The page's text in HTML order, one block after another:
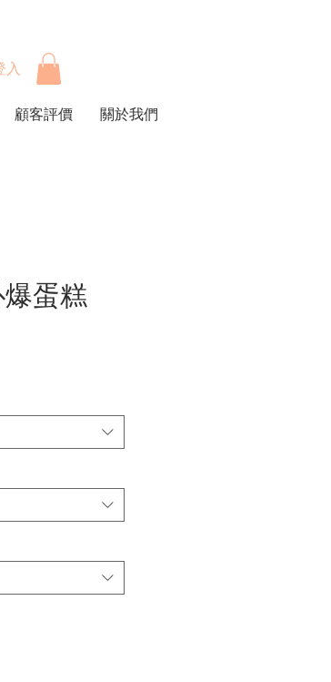
入
顧客評價 關於我們
蛋糕